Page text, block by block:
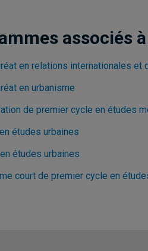
associés
en relations internationales et
en urbanisme
de premier cycle en études
études urbaines
études urbaines
court de premier cycle en